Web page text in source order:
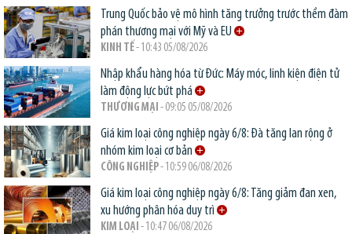
Trung Quốc bảo vệ mô hình tăng trưởng trước thềm đàm
phán thương mại với Mỹ và EU
KINH TẾ- 10:43 05/08/2026
Nhập khẩu hàng hóa từ Đức: Máy móc, linh kiện điện tử
làm động lực bứt phá
THƯƠNG MẠI - 09:05 05/08/2026
Giá kim loại công nghiệp ngày 6/8: Đà tăng lan rộng ở
nhóm kim loại cơ bản
CÔNG NGHIỆP- 10:59 06/08/2026
Giá kim loại công nghiệp ngày 6/8: Tăng giảm đan xen,
xu hướng phân hóa duy trì
KIM LOẠI - 10:47 06/08/2026